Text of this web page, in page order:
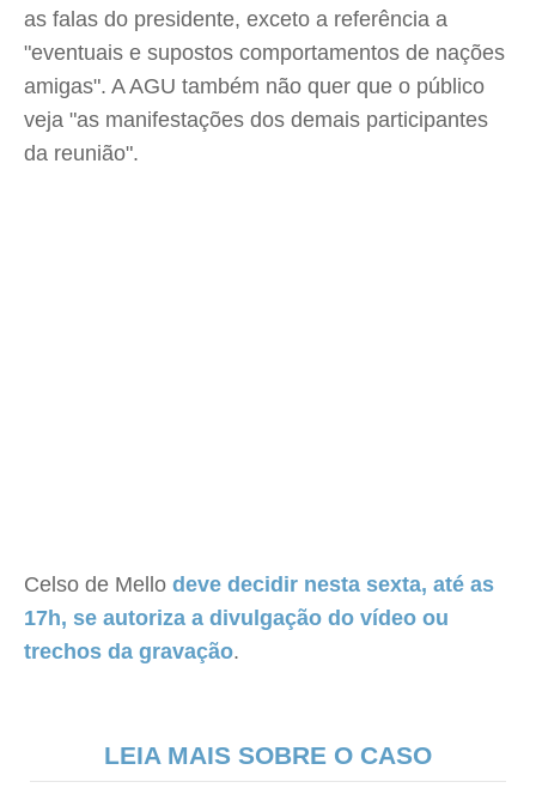
as falas do presidente, exceto a referência a
"eventuais e supostos comportamentos de nações
amigas". A AGU também não quer que o público
veja "as manifestações dos demais participantes
da reunião".
Celso de Mello deve decidir nesta sexta, até as
17h, se autoriza a divulgação do vídeo ou
trechos da gravação.
LEIA MAIS SOBRE O CASO